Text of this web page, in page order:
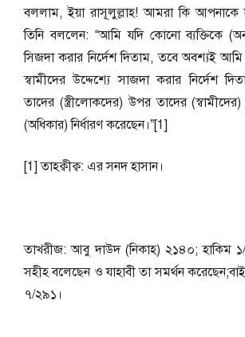
বললাম, ইয়া রাসূলুল্লাহ! আমরা কি আপনাকে
তিনি বললেন: “আমি যদি কোনো ব্যক্তিকে
সিজদা করার নির্দেশ দিতাম, তবে অবশ্যই আমি
স্বামীদের উদ্দেশ্যে সাজদা করার নির্দেশ
তাদের (স্ত্রীলোকদের) উপর তাদের
(অধিকার) নির্ধারণ করেছেন।”[1]
[1] তাহক্বীক্ব: এর সনদ হাসান।
তাখরীজ: আবু দাউদ (নিকাহ) ২১৪০; হাকিম
সহীহ বলেছেন ও যাহাবী তা সমর্থন
৭/২৯১।